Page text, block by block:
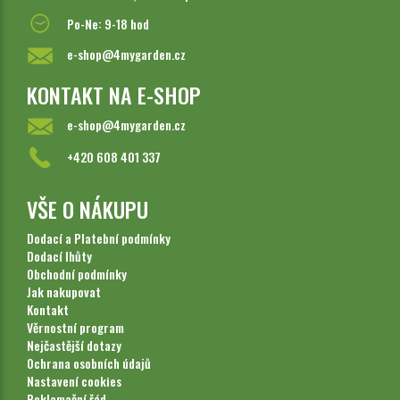
Po-Ne: 9-18 hod
e-shop@4mygarden.cz
KONTAKT NA E-SHOP
e-shop@4mygarden.cz
+420 608 401 337
VŠE O NÁKUPU
Dodací a Platební podmínky
Dodací lhůty
Obchodní podmínky
Jak nakupovat
Kontakt
Věrnostní program
Nejčastější dotazy
Ochrana osobních údajů
Nastavení cookies